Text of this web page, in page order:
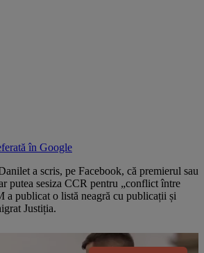
în Google
a scris, pe Facebook, că premierul sau
putea sesiza CCR pentru „conflict între
a publicat o listă neagră cu publicații și
Justiția.